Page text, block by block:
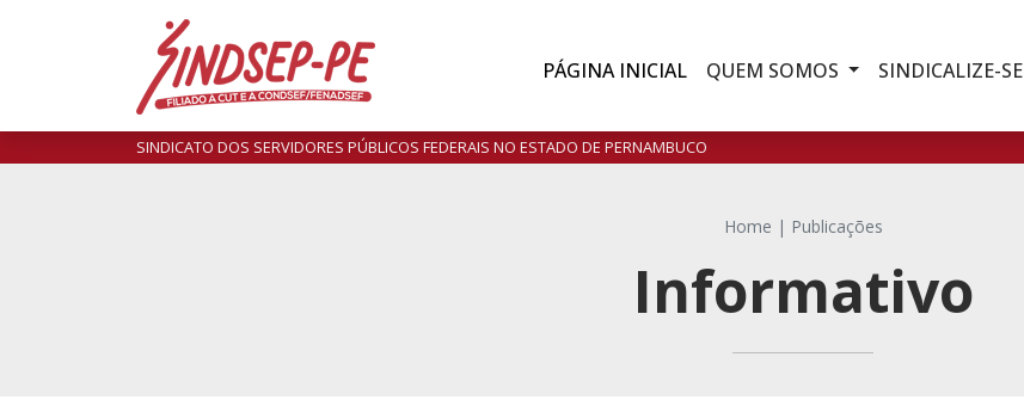
PÁGINAINICIAL QUEM SOMOS SINDICALIZE-SE
SINDICATO DOS SERVIDORES PÚBLICOS FEDERAIS NO ESTADO DE PERNAMBUCO
Home | Publicações
Informativo